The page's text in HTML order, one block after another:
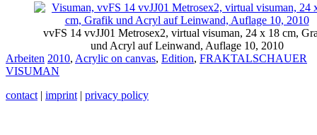
vvFS 14 vvJJ01 Metrosex2, virtual visuman, 24 x 18 cm,
und Acryl auf Leinwand, Auflage 10, 2010
Categorized
as
Arbeiten Tagged
2010, Acrylic on canvas, Edition, FRAKTALSCHAUER
VISUMAN
contact | imprint | privacy policy